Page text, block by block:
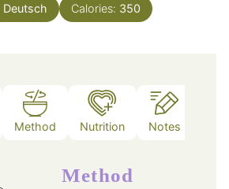
Deutsch Calories: 350
Method Nutrition Notes
Method